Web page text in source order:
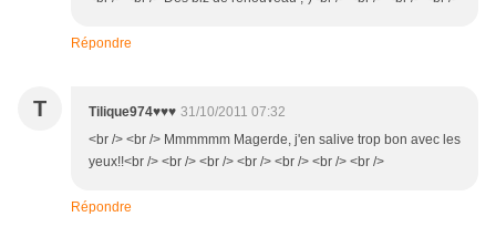
Répondre
T Tilique974♥♥♥ 31/10/2011 07:32
<br /> <br /> Mmmmmm Magerde, j'en salive trop bon avec les
yeux!!<br /> <br /> <br /> <br /> <br /> <br /> <br />
Répondre